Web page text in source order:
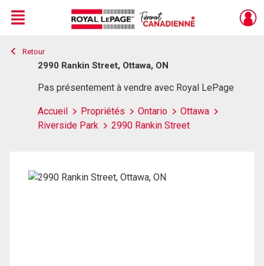
Live
En Direct
Menu
Retour
2990 Rankin Street, Ottawa, ON
Pas présentement à vendre avec Royal LePage
Accueil Propriétés Ontario
Ottawa
Riverside Park
2990 Rankin Street